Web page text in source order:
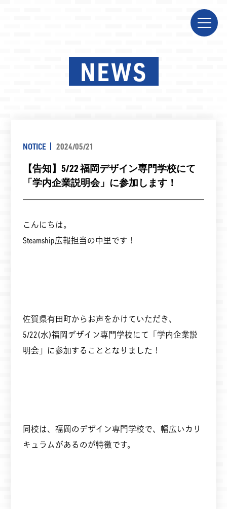
NEWS
NOTICE 2024/05/21
【告知】5/22 福岡デザイン専門学校にて
「学内企業説明会」に参加します！
こんにちは。
Steamship広報担当の中里です！
佐賀県有田町からお声をかけていただき、
5/22(水)福岡デザイン専門学校にて「学内企業説
明会」に参加することとなりました！
同校は、福岡のデザイン専門学校で、幅広いカリ
キュラムがあるのが特徴です。